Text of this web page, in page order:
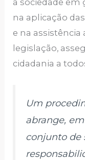
na aplicação
e na assistência
legislação,
cidadania a
Um
abrange,
conjunto de